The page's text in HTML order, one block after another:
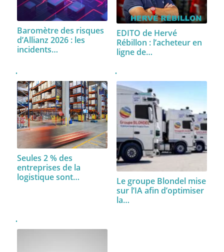
Baromètre des risques
d’Allianz 2026 : les
incidents…
EDITO de Hervé
Rébillon : l’acheteur en
ligne de…
Seules 2 % des
entreprises de la
logistique sont…
Le groupe Blondel mise
sur l’IA afin d’optimiser
la…